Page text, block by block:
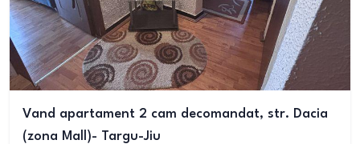
Vand apartament 2 cam decomandat, str. Dacia
(zona Mall)- Targu-Jiu